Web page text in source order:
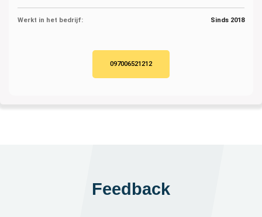
Werkt in het bedrijf: Sinds 2018
097006521212
Feedback